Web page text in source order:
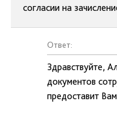
согласии на
Ответ:
Здравствуйте,
документов
предоставит